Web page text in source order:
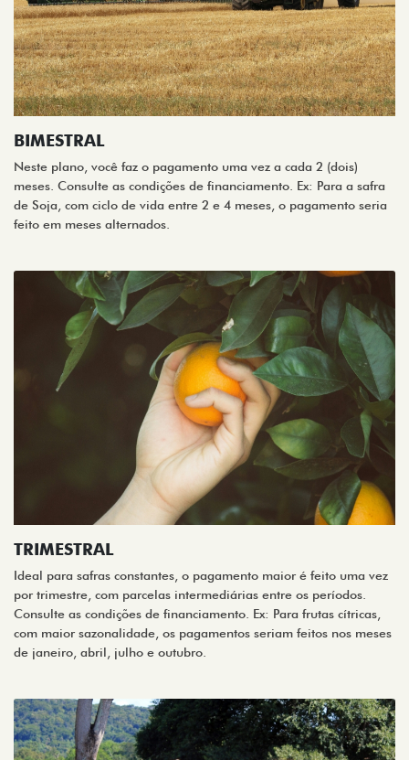
BIMESTRAL
Neste plano, você faz o pagamento uma vez a cada 2 (dois)
meses. Consulte as condições de financiamento. Ex: Para a safra
de Soja, com ciclo de vida entre 2 e 4 meses, o pagamento seria
feito em meses alternados.
TRIMESTRAL
Ideal para safras constantes, o pagamento maior é feito uma vez
por trimestre, com parcelas intermediárias entre os períodos.
Consulte as condições de financiamento. Ex: Para frutas cítricas,
com maior sazonalidade, os pagamentos seriam feitos nos meses
de janeiro, abril, julho e outubro.